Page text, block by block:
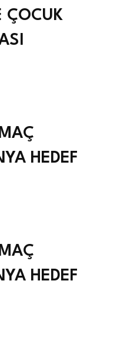
ÇOCUK
HEDEF
HEDEF